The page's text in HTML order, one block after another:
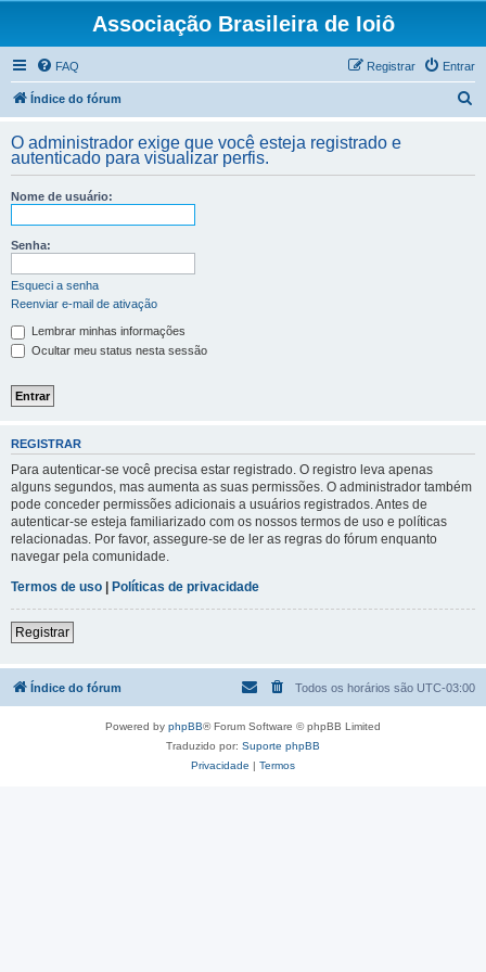
Associação Brasileira de Ioiô
FAQ Entrar
Registrar
Índice do fórum
q
O administrador exige que você esteja registrado e
autenticado para visualizar perfis.
Nome de usuário:
Senha:
Esqueci a senha
Reenviar e-mail de ativação
Lembrar minhas informações
Ocultar meu status nesta sessão
REGISTRAR
Para autenticar-se você precisa estar registrado. O registro leva apenas
alguns segundos, mas aumenta as suas permissões. O administrador também
pode conceder permissões adicionais a usuários registrados. Antes de
autenticar-se esteja familiarizado com os nossos termos de uso e políticas
relacionadas. Por favor, assegure-se de ler as regras do fórum enquanto
navegar pela comunidade.
Termos de uso | Políticas de privacidade
Registrar
Índice do fórum Todos os horários são UTC-03:00
Powered by phpBB® Forum Software © phpBB Limited
Traduzido por: Suporte phpBB
Privacidade | Termos